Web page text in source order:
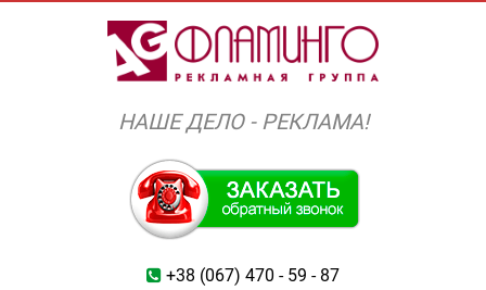
НАШЕ ДЕЛО - РЕКЛАМА!
+38 (067) 470 - 59 - 87